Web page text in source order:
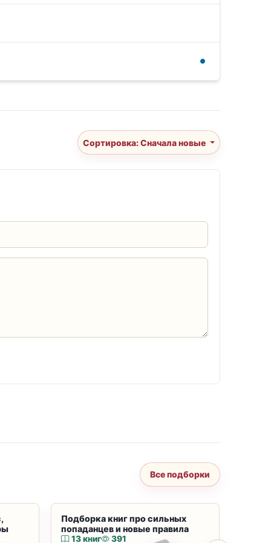
Сортировка: Сначала новые
Все подборки
Подборка книг про сильных
попаданцев и новые правила
13 книг 391